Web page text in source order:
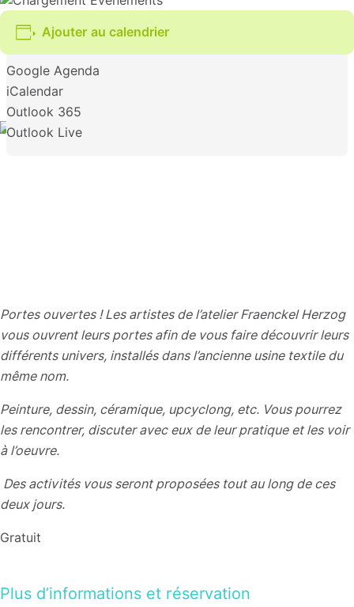
Ajouter au calendrier
Google Agenda
iCalendar
Outlook 365
Outlook Live
Portes ouvertes ! Les artistes de l’atelier Fraenckel Herzog
vous ouvrent leurs portes afin de vous faire découvrir leurs
différents univers, installés dans l’ancienne usine textile du
même nom.
Peinture, dessin, céramique, upcyclong, etc. Vous pourrez
les rencontrer, discuter avec eux de leur pratique et les voir
à l’oeuvre.
Des activités vous seront proposées tout au long de ces
deux jours.
Gratuit
Plus d’informations et réservation